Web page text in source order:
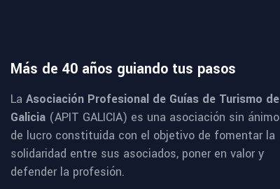
Más de 40 años guiando tus pasos
La Asociación Profesional de Guías de Turismo de
Galicia (APIT GALICIA) es una asociación sin ánimo
de lucro constituida con el objetivo de fomentar la
solidaridad entre sus asociados, poner en valor y
defender la profesión.